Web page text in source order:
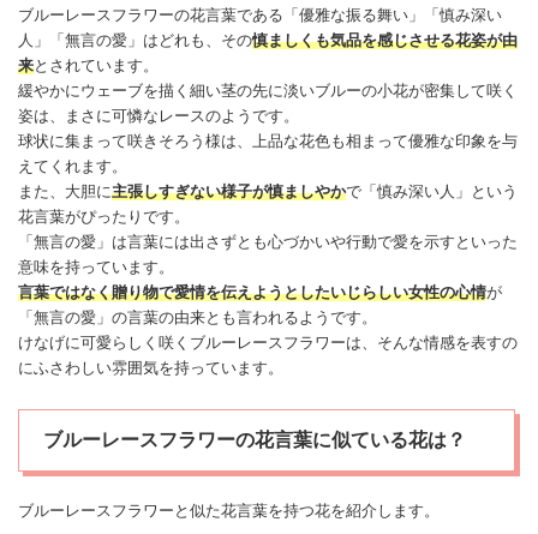
ブルー レースフラワーの花言葉である「優雅な振る舞い」「慎み深い
人」「無言の愛 」はどれも、その慎ましくも気品を感じさせる花姿が由
来とされています。
緩やかにウェーブを描く細い茎の先に淡いブルーの小花が密集して咲く
姿は、まさに可憐なレースのようです。
球状に集まって咲きそろう様は、上品な花色も相まって優雅な印象を与
えてくれます。
また、大胆に主張しすぎない様子が慎ましやかで「慎み深い人」という
花言葉がぴったりです。
「無言の愛 」は言葉には出さずとも心づかいや行動で愛を示すといった
意味を持っています。
言葉ではなく贈り物で愛情を伝えようとしたいじらしい女性の心情が
「無言の愛」の言葉の由来とも言われるようです。
けなげに可愛らしく咲くブルー レースフラワーは、そんな情感を表すの
にふさわしい雰囲気を持っています。
ブルーレースフラワーの花言葉に似ている花は？
ブルー レースフラワー と似た花言葉を持つ花を紹介します。